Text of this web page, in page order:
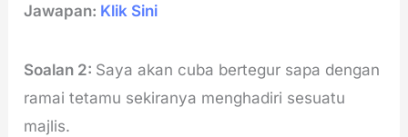
Jawapan: Klik Sini
Soalan 2: Saya akan cuba bertegur sapa dengan
ramai tetamu sekiranya menghadiri sesuatu
majlis.